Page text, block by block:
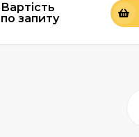
Вартість
по запиту